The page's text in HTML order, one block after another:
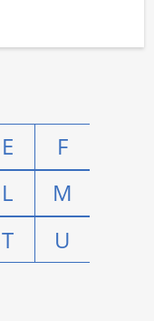
E
F
L
M
T
U